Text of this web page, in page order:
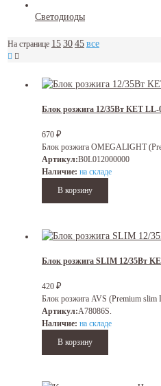
Светодиоды
На странице 153045все
Блок розжига 12/35Вт KET
670 ₽
Блок розжига OMEGALIGHT
Артикул:B0L012000000
Наличие: на складе
Блок розжига SLIM 12/35Вт
420 ₽
Блок розжига AVS (Premium
Артикул:A78086S.
Наличие: на складе